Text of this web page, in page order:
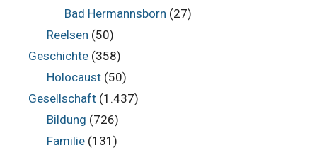
Bad Hermannsborn (27)
Reelsen (50)
Geschichte (358)
Holocaust(50)
Gesellschaft (1.437)
Bildung (726)
Familie(131)